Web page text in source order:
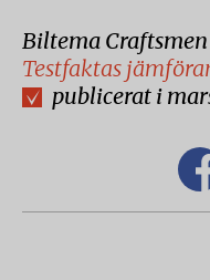
Biltema
Testfaktas
publicerat i